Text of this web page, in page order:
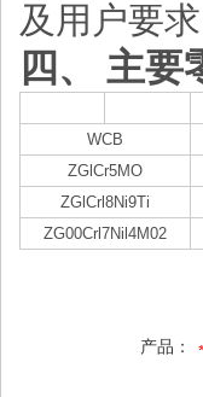
及用户要
四、 主要
WCB
ZGlCr5MO
ZGlCrl8Ni9Ti
ZG00Crl7Nil4M02
产品：